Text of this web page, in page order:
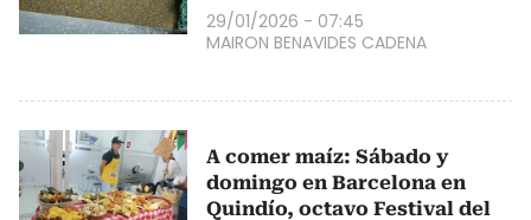
29/01/2026 - 07:45
MAIRON BENAVIDES CADENA
A comer maíz: Sábado y
domingo en Barcelona en
Quindío, octavo Festival del